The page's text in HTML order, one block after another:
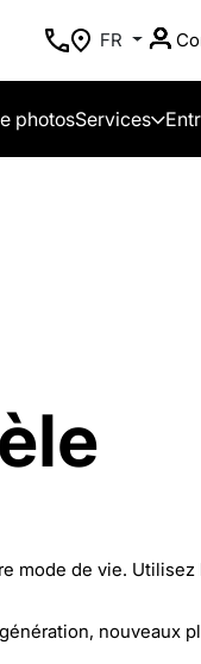
FR
photosServices
mode de vie.
, nouveaux